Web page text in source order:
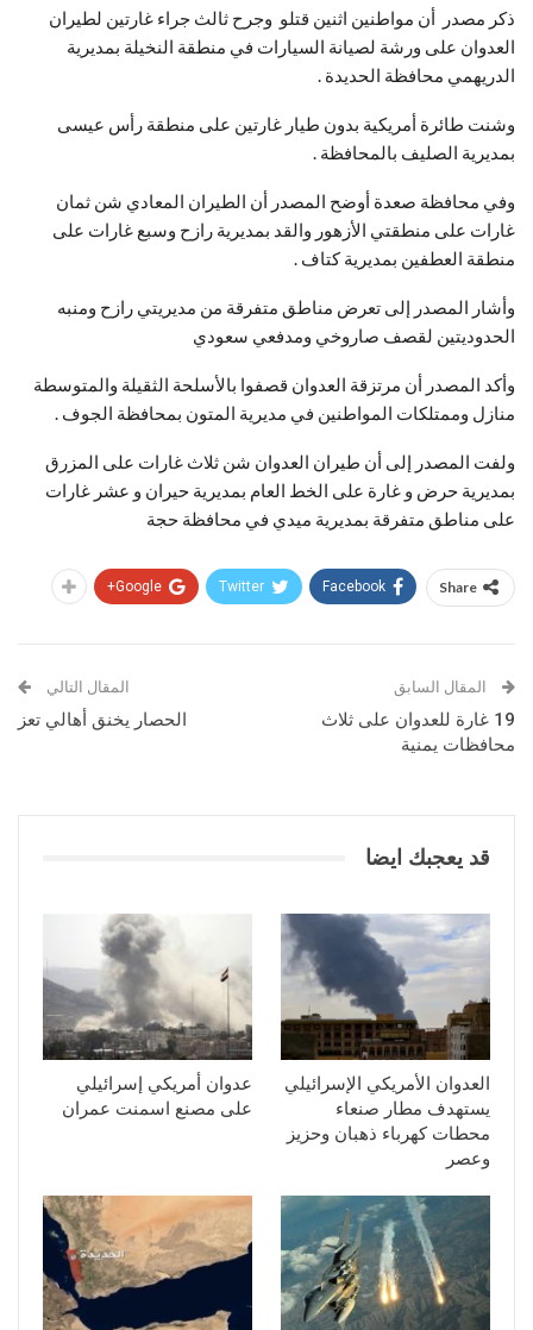
ذكر مصدر أن مواطنين اثنين قتلو وجرح ثالث جراء غارتين لطيران
العدوان على ورشة لصيانة السيارات في منطقة النخيلة بمديرية
الدريهمي محافظة الحديدة .
وشنت طائرة أمريكية بدون طيار غارتين على منطقة رأس عيسى
بمديرية الصليف بالمحافظة .
وفي محافظة صعدة أوضح المصدر أن الطيران المعادي شن ثمان
غارات على منطقتي الأزهور والقد بمديرية رازح وسبع غارات على
منطقة العطفين بمديرية كتاف .
وأشار المصدر إلى تعرض مناطق متفرقة من مديريتي رازح ومنبه
الحدوديتين لقصف صاروخي ومدفعي سعودي
وأكد المصدر أن مرتزقة العدوان قصفوا بالأسلحة الثقيلة والمتوسطة
منازل وممتلكات المواطنين في مديرية المتون بمحافظة الجوف .
ولفت المصدر إلى أن طيران العدوان شن ثلاث غارات على المزرق
بمديرية حرض و غارة على الخط العام بمديرية حيران و عشر غارات
على مناطق متفرقة بمديرية ميدي في محافظة حجة
Share
Facebook
Twitter
Google+
المقال السابق
19 غارة للعدوان على ثلاث
محافظات يمنية
المقال التالي
الحصار يخنق أهالي تعز
قد يعجبك ايضا
العدوان الأمريكي الإسرائيلي
يستهدف مطار صنعاء
محطات كهرباء ذهبان وحزيز
وعصر
عدوان أمريكي إسرائيلي
على مصنع اسمنت عمران